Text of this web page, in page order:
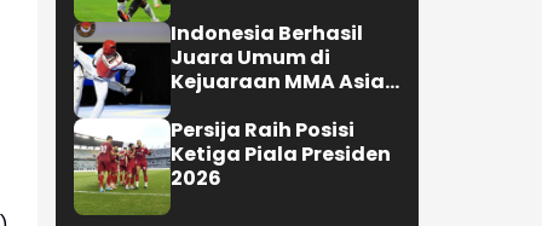
Indonesia Berhasil
Juara Umum di
Kejuaraan MMA Asian
Persija Raih Posisi
Ketiga Piala Presiden
2026